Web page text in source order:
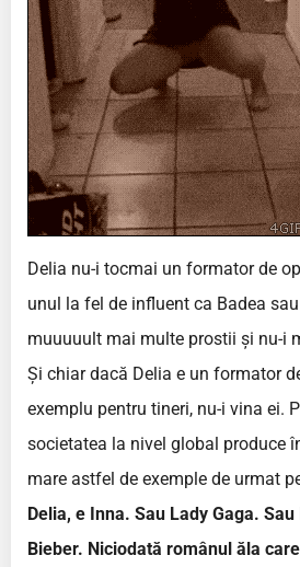
Delia nu-i tocmai un formator de
unul la fel de influent ca Badea
muuuuult mai multe prostii și nu-i
Și chiar dacă Delia e un formator
exemplu pentru tineri, nu-i vina ei.
societatea la nivel global produce
mare astfel de exemple de urmat
Delia, e Inna. Sau Lady Gaga.
Bieber. Niciodată românul ăla